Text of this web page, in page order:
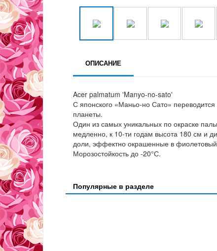
ОПИСАНИЕ
Acer palmatum 'Manyo-no-sato'
С японского «Маньо-но Сато»
планеты.
Один из самых уникальных по окраске
медленно, к 10-ти годам высота 180 см и
доли, эффектно окрашенные в
Морозостойкость до -20°С.
Популярные в разделе